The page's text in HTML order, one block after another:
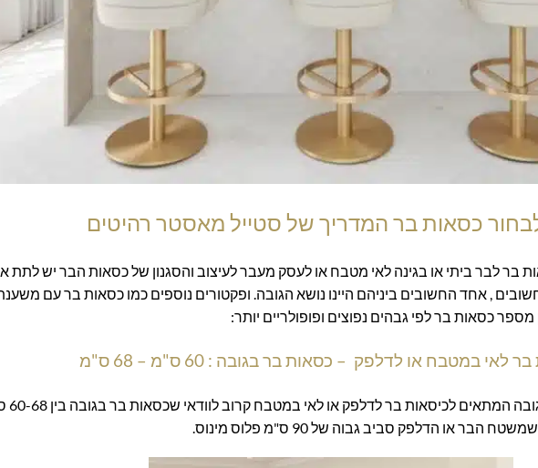
כסאות בר המדריך של סטייל מאסטר רהיטים
בר לבר ביתי או בגינה לאי מטבח או לעסק מעבר לעיצוב והסגנון של כסאות הבר יש לתת
, אחד החשובים ביניהם היינו נושא הגובה. ופקטורים נוספים כמו כסאות בר עם
כסאות בר לפי גבהים נפוצים ופופולריים יותר:
לאי במטבח או לדלפק – כסאות בר בגובה : 60 ס"מ – 68 ס"מ
אם אתם
או הדלפק סביב גבוה של 90 ס"מ פלוס מינוס.